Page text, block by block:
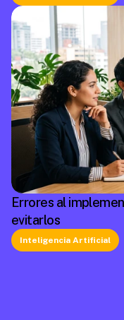
Errores al
evitarlos
Inteligencia Artificial